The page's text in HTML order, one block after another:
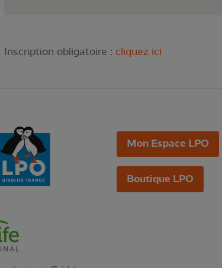
Inscription obligatoire : cliquez ici
Mon Espace LPO
Boutique LPO